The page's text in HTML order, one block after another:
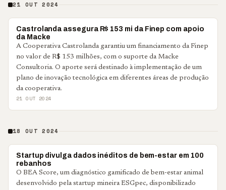
21 OUT 2024
NOTÍCIAS CORPORATIVAS
Castrolanda assegura R$ 153 mi da Finep com apoio
da Macke
A Cooperativa Castrolanda garantiu um financiamento da Finep
no valor de R$ 153 milhões, com o suporte da Macke
Consultoria. O aporte será destinado à implementação de um
plano de inovação tecnológica em diferentes áreas de produção
da cooperativa.
21 OUT 2024
18 OUT 2024
NOTÍCIAS CORPORATIVAS
Startup divulga dados inéditos de bem-estar em 100
rebanhos
O BEA Score, um diagnóstico gamificado de bem-estar animal
desenvolvido pela startup mineira ESGpec, disponibilizado